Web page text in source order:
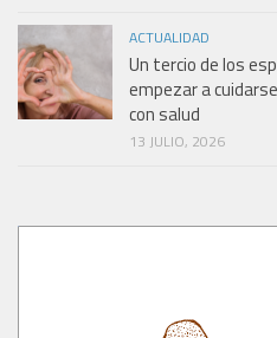
ACTUALIDAD
Un tercio de los
empezar a
con salud
13 JULIO, 2026